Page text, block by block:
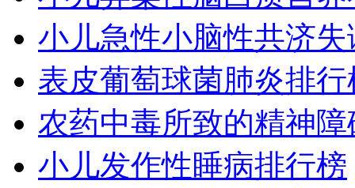
小儿急性小脑性共济
表皮葡萄球菌肺炎排行
农药中毒所致的精神
小儿发作性睡病排行榜